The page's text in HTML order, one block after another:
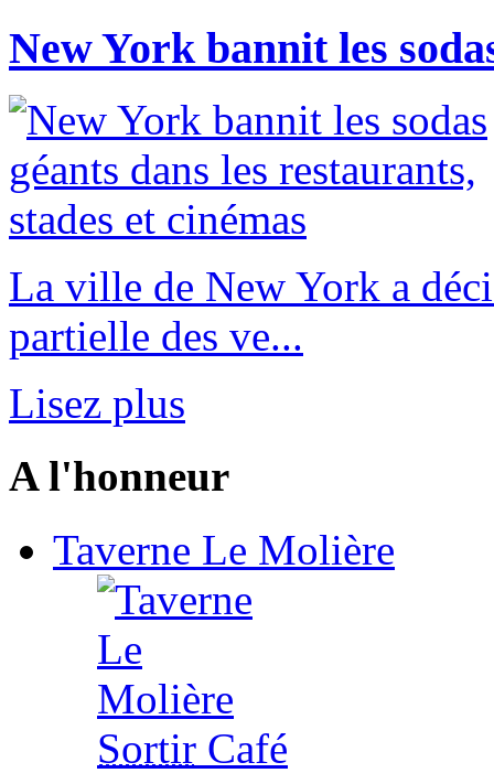
New York bannit les
La ville de New York a
partielle des ve...
Lisez plus
A l'honneur
Taverne Le Molière
Sortir Café